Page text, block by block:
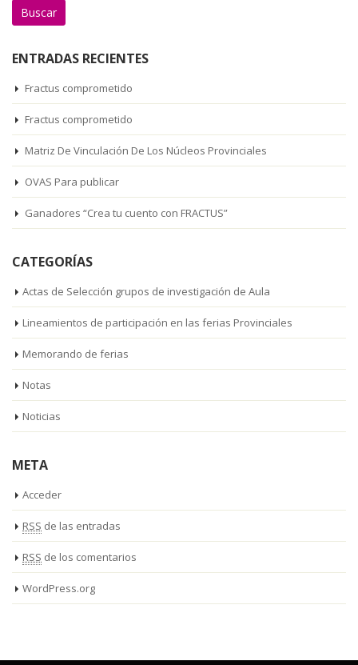
ENTRADAS RECIENTES
Fractus comprometido
Fractus comprometido
Matriz De Vinculación De Los Núcleos Provinciales
OVAS Para publicar
Ganadores “Crea tu cuento con FRACTUS”
CATEGORÍAS
Actas de Selección grupos de investigación de Aula
Lineamientos de participación en las ferias Provinciales
Memorando de ferias
Notas
Noticias
META
Acceder
RSS de las entradas
RSS de los comentarios
WordPress.org